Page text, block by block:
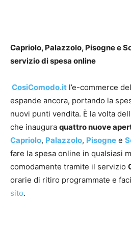
Capriolo, Palazzolo, Pisogne e
servizio di spesa online
CosiComodo.it l’e-commerce del
espande ancora, portando la
nuovi punti vendita. È la volta
che inaugura quattro nuove
Capriolo, Palazzolo, Pisogne e
fare la spesa online in qualsiasi
comodamente tramite il servizio
orarie di ritiro programmate e
sito.